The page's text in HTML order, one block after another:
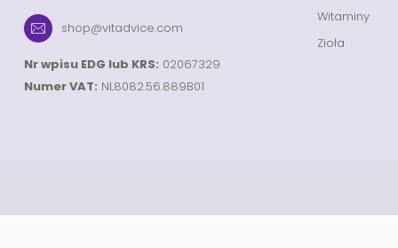
shop@vitadvice.com
Nr wpisu EDG lub KRS: 02067329
Numer VAT: NL8082.56.889B01
Witaminy
Zioła